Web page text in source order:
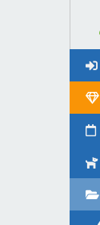
Животное
Щенка по
Обращение